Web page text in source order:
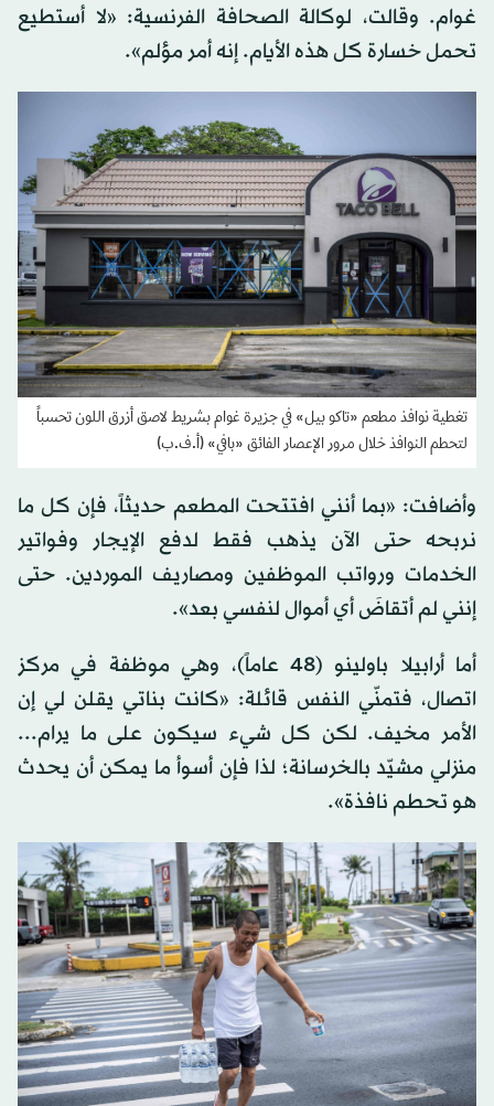
غوام. وقالت، لوكالة الصحافة الفرنسية: «لا أستطيع
تحمل خسارة كل هذه الأيام. إنه أمر مؤلم».
تغطية نوافذ مطعم «تاكو بيل» في جزيرة غوام بشريط لاصق أزرق اللون تحسباً
لتحطم النوافذ خلال مرور الإعصار الفائق «بافي» (أ.ف.ب)
وأضافت: «بما أنني افتتحت المطعم حديثاً، فإن كل ما
نربحه حتى الآن يذهب فقط لدفع الإيجار وفواتير
الخدمات ورواتب الموظفين ومصاريف الموردين. حتى
إنني لم أتقاضَ أي أموال لنفسي بعد».
أما أرابيلا باولينو (48 عاماً)، وهي موظفة في مركز
اتصال، فتمنّي النفس قائلة: «كانت بناتي يقلن لي إن
الأمر مخيف. لكن كل شيء سيكون على ما يرام...
منزلي مشيّد بالخرسانة؛ لذا فإن أسوأ ما يمكن أن يحدث
هو تحطم نافذة».